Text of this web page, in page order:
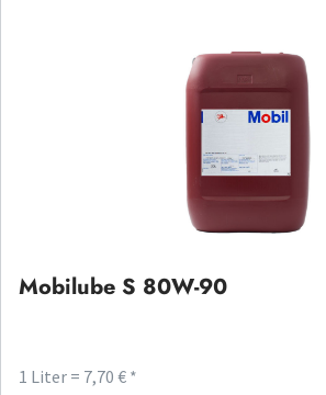
Mobilube S 80W-90
1 Liter = 7,70 € *